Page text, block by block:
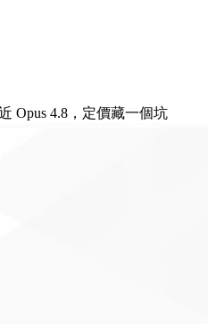
Opus 4.8，定價藏一個坑